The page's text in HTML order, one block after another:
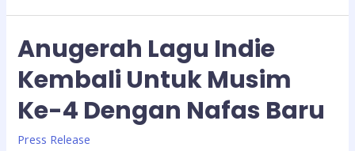
Anugerah Lagu Indie
Kembali Untuk Musim
Ke-4 Dengan Nafas Baru
Press Release